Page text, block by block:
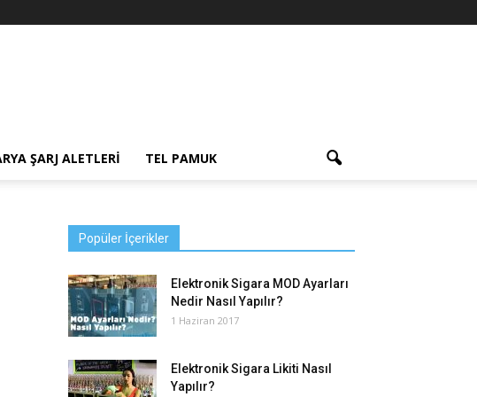
ŞARJ ALETLERI TEL PAMUK
Popüler İçerikler
Elektronik Sigara MOD Ayarları
Nedir Nasıl Yapılır?
1 Haziran 2017
Elektronik Sigara Likiti Nasıl
Yapılır?